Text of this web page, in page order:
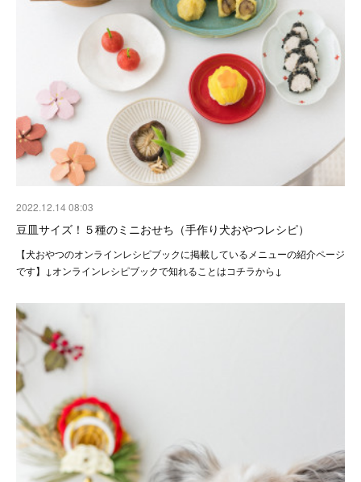
2022.12.14 08:03
豆皿サイズ！５種のミニおせち（手作り犬おやつレシピ）
【犬おやつのオンラインレシピブックに掲載しているメニューの紹介ページ
です】↓オンラインレシピブックで知れることはコチラから↓